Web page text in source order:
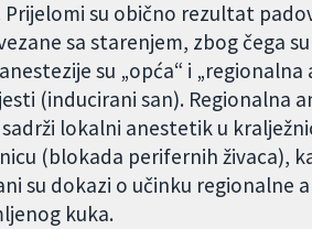
su obično rezultat
sa starenjem, zbog čega
su „opća“ i „regionalna
(inducirani san). Regionalna
lokalni anestetik u
(blokada perifernih živaca),
su dokazi o učinku regionalne
kuka.